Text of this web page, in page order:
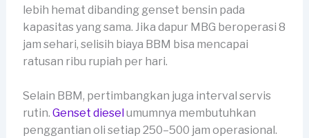
lebih hemat dibanding genset bensin pada
kapasitas yang sama. Jika dapur MBG beroperasi 8
jam sehari, selisih biaya BBM bisa mencapai
ratusan ribu rupiah per hari.
Selain BBM, pertimbangkan juga interval servis
rutin. Genset diesel umumnya membutuhkan
penggantian oli setiap 250–500 jam operasional.